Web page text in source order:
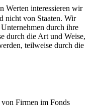
Werten interessieren wir
nicht von Staaten. Wir
durch ihre
durch die Art und Weise,
teilweise durch die
Firmen im Fonds